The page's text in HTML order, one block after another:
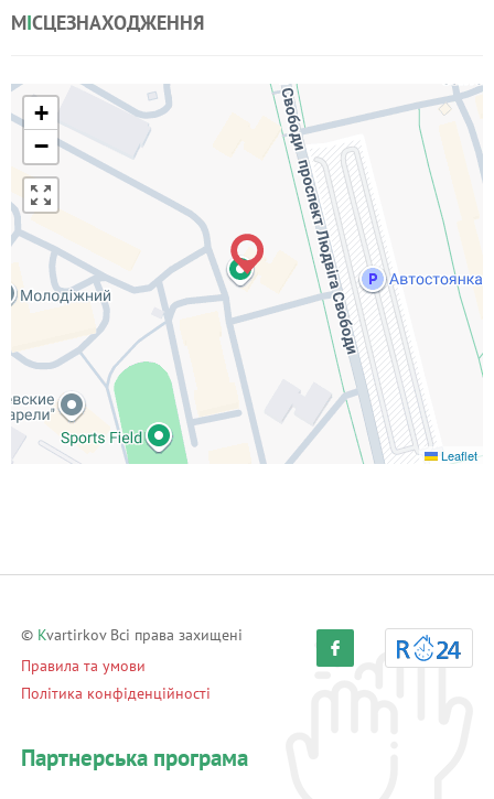
МІСЦЕЗНАХОДЖЕННЯ
+
−
Leaflet
© Kvartirkov Всі права захищені
Правила та умови
Політика конфіденційності
Партнерська програма